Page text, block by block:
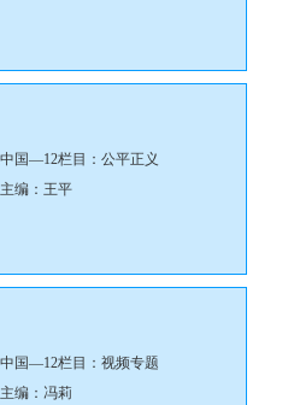
国—12栏目：公平正义
编：王平
国—12栏目：视频专题
编：冯莉